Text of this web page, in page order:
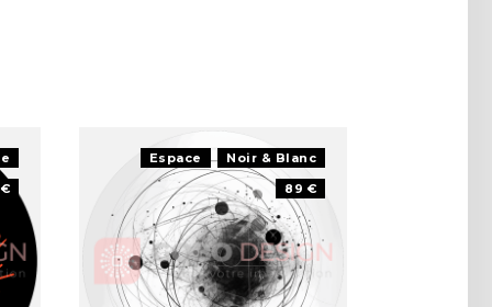
Espace
Noir & Blanc
89 €